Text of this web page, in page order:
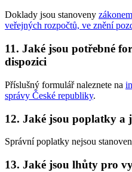
Doklady jsou stanoveny
veřejných rozpočtů, ve znění
11. Jaké jsou potřebné
dispozici
Příslušný formulář naleznete na
správy České republiky.
12. Jaké jsou poplatky a
Správní poplatky nejsou
13. Jaké jsou lhůty pro